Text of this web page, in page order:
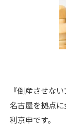
『倒産させな
名古屋を拠点
利京申です。